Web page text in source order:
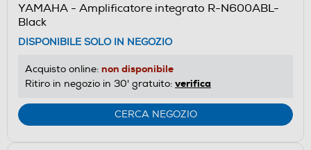
YAMAHA - Amplificatore integrato R-N600ABL-
Black
DISPONIBILE SOLO IN NEGOZIO
Acquisto online: non disponibile
Ritiro in negozio in 30' gratuito: verifica
CERCA NEGOZIO